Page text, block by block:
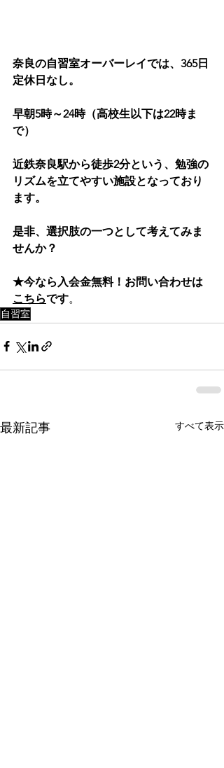
奈良の自習室オーバーレイでは、365日
定休日なし。
早朝5時～24時（高校生以下は22時ま
で）
近鉄奈良駅から徒歩2分という、勉強の
リズムを立てやすい施設となっており
ます。
是非、選択肢の一つとして考えてみま
せんか？
★今なら入会金無料！お問い合わせは
こちらです。
自習室
最新記事 すべて表示